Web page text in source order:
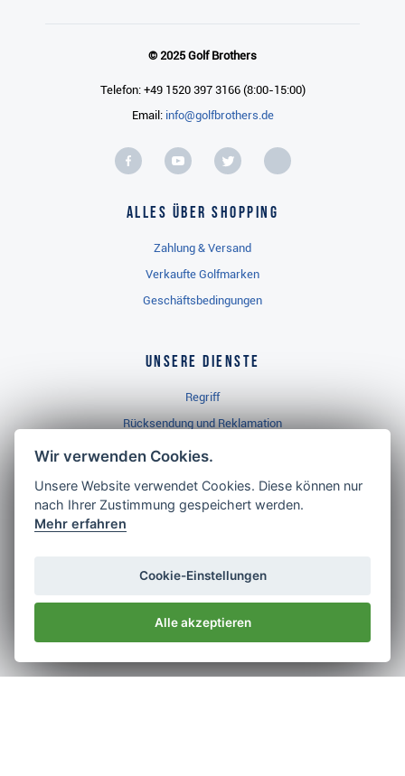
© 2025 Golf Brothers
Telefon: +49 1520 397 3166 (8:00-15:00)
Email: info@golfbrothers.de
Alles über Shopping
Zahlung & Versand
Verkaufte Golfmarken
Geschäftsbedingungen
Unsere Dienste
Regriff
Rücksendung und Reklamation
Widerrufsbelehrung
Golf Brothers.de
Neuheiten
Impressum
Wir verwenden Cookies.
Unsere Website verwendet Cookies. Diese können nur
nach Ihrer Zustimmung gespeichert werden.
Mehr erfahren
Cookie-Einstellungen
Alle akzeptieren